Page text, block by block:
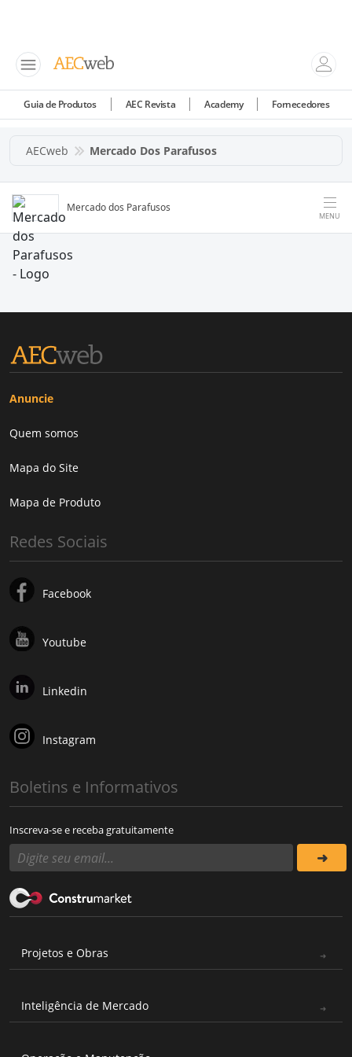
Guia de Produtos AEC Revista Academy Fornecedores
AECweb Mercado Dos Parafusos
Mercado dos Parafusos
MENU
Anuncie
Quem somos
Mapa do Site
Mapa de Produto
Redes Sociais
Facebook
Youtube
Linkedin
Instagram
Boletins e Informativos
Inscreva-se e receba gratuitamente
Projetos e Obras
Inteligência de Mercado